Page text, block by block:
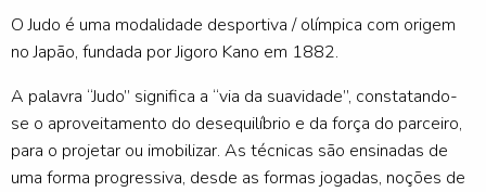
O Judo é uma modalidade desportiva / olímpica com origem
no Japão, fundada por Jigoro Kano em 1882.
A palavra “Judo” significa a “via da suavidade”, constatando-
se o aproveitamento do desequilíbrio e da força do parceiro,
para o projetar ou imobilizar. As técnicas são ensinadas de
uma forma progressiva, desde as formas jogadas, noções de